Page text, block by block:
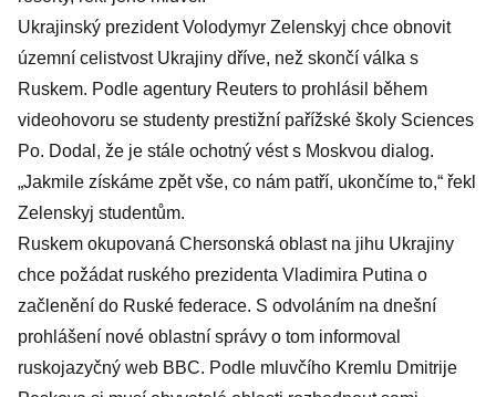
Ukrajinský prezident Volodymyr Zelenskyj chce obnovit
územní celistvost Ukrajiny dříve, než skončí válka s
Ruskem. Podle agentury Reuters to prohlásil během
videohovoru se studenty prestižní pařížské školy Sciences
Po. Dodal, že je stále ochotný vést s Moskvou dialog.
„Jakmile získáme zpět vše, co nám patří, ukončíme to,“ řekl
Zelenskyj studentům.
Ruskem okupovaná Chersonská oblast na jihu Ukrajiny
chce požádat ruského prezidenta Vladimira Putina o
začlenění do Ruské federace. S odvoláním na dnešní
prohlášení nové oblastní správy o tom informoval
ruskojazyčný web BBC. Podle mluvčího Kremlu Dmitrije